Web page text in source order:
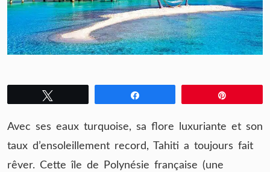
Avec ses eaux turquoise, sa flore luxuriante et son
taux d’ensoleillement record, Tahiti a toujours fait
rêver. Cette île de Polynésie française (une